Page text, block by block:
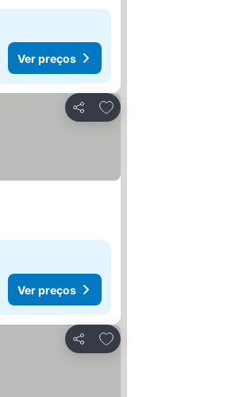
Ver preços
Partilhar
Adicionar aos favoritos
Ver preços
Partilhar
Adicionar aos favoritos